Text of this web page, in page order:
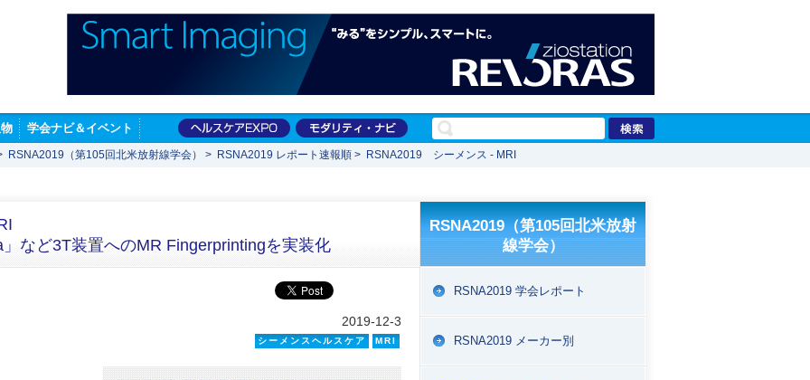
学会ナビ＆イベント
RSNA2019（第105回北米放射線学会） > RSNA2019 レポート速報順 > RSNA2019 シーメンス - MRI
など3T装置へのMR Fingerprintingを実装化
2019-12-3
シーメンスヘルスケア MRI
RSNA2019（第105回北米放射
線学会）
RSNA2019 学会レポート
RSNA2019 メーカー別